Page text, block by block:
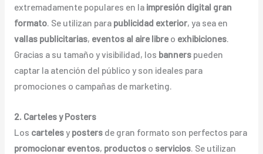
extremadamente populares en la impresión digital gran
formato. Se utilizan para publicidad exterior, ya sea en
vallas publicitarias, eventos al aire libreo exhibiciones.
Gracias a su tamaño y visibilidad, los bannerspueden
captar la atención del público y son ideales para
promociones o campañas de marketing.
2. Carteles y Posters
Los cartelesy postersde gran formato son perfectos para
promocionar eventos, productoso servicios. Se utilizan